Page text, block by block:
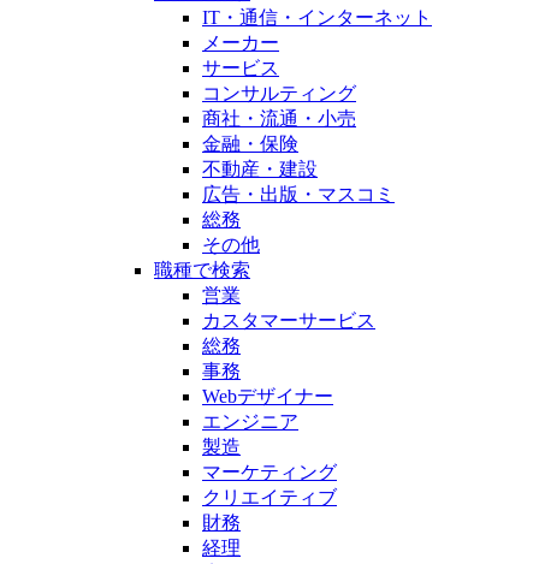
IT・通信・インターネット
メーカー
サービス
コンサルティング
商社・流通・小売
金融・保険
不動産・建設
広告・出版・マスコミ
総務
その他
職種で検索
営業
カスタマーサービス
総務
事務
Webデザイナー
エンジニア
製造
マーケティング
クリエイティブ
財務
経理